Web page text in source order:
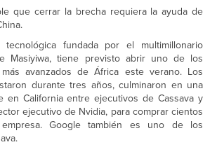
que cerrar la brecha requiera la ayuda de
tecnológica fundada por el multimillonario
Masiyiwa, tiene previsto abrir uno de los
avanzados de África este verano. Los
durante tres años, culminaron en una
en California entre ejecutivos de Cassava y
ejecutivo de Nvidia, para comprar cientos
Google también es uno de los